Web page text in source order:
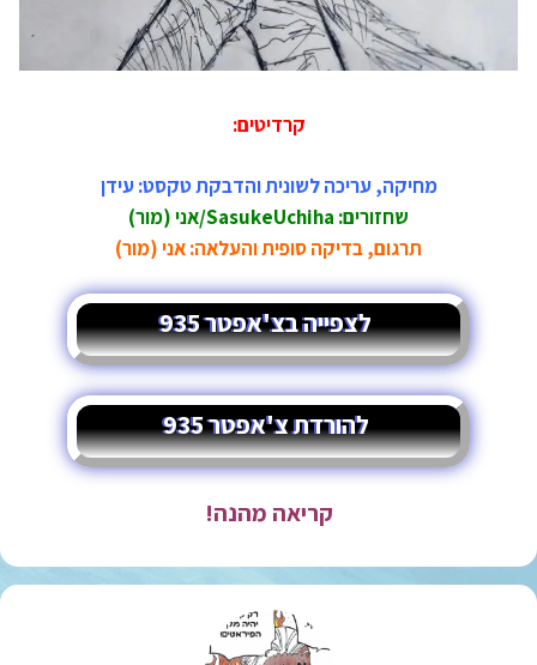
קרדיטים:
מחיקה, עריכה לשונית והדבקת טקסט: עידן
שחזורים: SasukeUchiha/אני (מור)
תרגום, בדיקה סופית והעלאה: אני (מור)
לצפייה בצ'אפטר 935
להורדת צ'אפטר 935
קריאה מהנה!